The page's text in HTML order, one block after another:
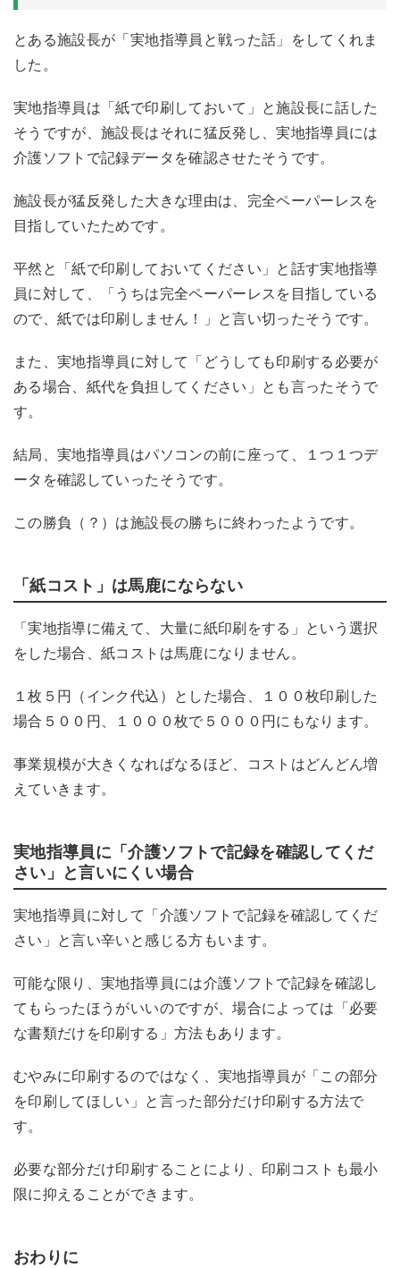
とある施設長が「実地指導員と戦った話」をしてくれま
した。
実地指導員は「紙で印刷しておいて」と施設長に話した
そうですが、施設長はそれに猛反発し、実地指導員には
介護ソフトで記録データを確認させたそうです。
施設長が猛反発した大きな理由は、完全ペーパーレスを
目指していたためです。
平然と「紙で印刷しておいてください」と話す実地指導
員に対して、「うちは完全ペーパーレスを目指している
ので、紙では印刷しません！」と言い切ったそうです。
また、実地指導員に対して「どうしても印刷する必要が
ある場合、紙代を負担してください」とも言ったそうで
す。
結局、実地指導員はパソコンの前に座って、１つ１つデ
ータを確認していったそうです。
この勝負（？）は施設長の勝ちに終わったようです。
「紙コスト」は馬鹿にならない
「実地指導に備えて、大量に紙印刷をする」という選択
をした場合、紙コストは馬鹿になりません。
１枚５円（インク代込）とした場合、１００枚印刷した
場合５００円、１０００枚で５０００円にもなります。
事業規模が大きくなればなるほど、コストはどんどん増
えていきます。
実地指導員に「介護ソフトで記録を確認してくだ
さい」と言いにくい場合
実地指導員に対して「介護ソフトで記録を確認してくだ
さい」と言い辛いと感じる方もいます。
可能な限り、実地指導員には介護ソフトで記録を確認し
てもらったほうがいいのですが、場合によっては「必要
な書類だけを印刷する」方法もあります。
むやみに印刷するのではなく、実地指導員が「この部分
を印刷してほしい」と言った部分だけ印刷する方法で
す。
必要な部分だけ印刷することにより、印刷コストも最小
限に抑えることができます。
おわりに